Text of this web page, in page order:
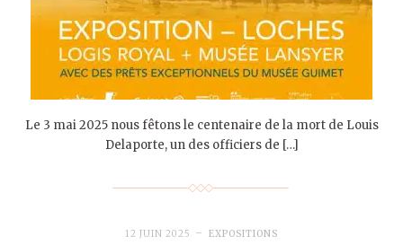
Le 3 mai 2025 nous fêtons le centenaire de la mort de Louis
Delaporte, un des officiers de […]
12 JUIN 2025 EXPOSITIONS